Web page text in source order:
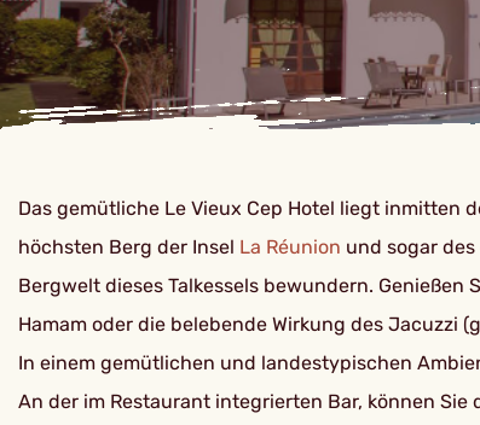
Das gemütliche Le Vieux Cep Hotel liegt inmitten
höchsten Berg der Insel La Réunion und sogar
Bergwelt dieses Talkessels bewundern. Genießen
Hamam oder die belebende Wirkung des Jacuzzi
In einem gemütlichen und landestypischen
An der im Restaurant integrierten Bar, können